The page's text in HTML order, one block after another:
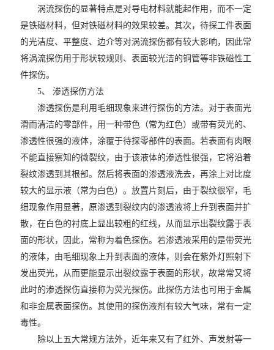
涡流探伤的显著特点是对导电材料就能起作用，而不一定
是铁磁材料，但对铁磁材料的效果较差。其次，待探工件表面
的光洁度、平整度、边介等对涡流探伤都有较大影响，因此常
将涡流探伤用于形状较规则、表面较光洁的铜管等非铁磁性工
件探伤。
5、 渗透探伤方法
渗透探伤是利用毛细现象来进行探伤的方法。对于表面光
滑而清洁的零部件，用一种带色（常为红色）或带有荧光的、
渗透性很强的液体，涂覆于待探零部件的表面。若表面有肉眼
不能直接察知的微裂纹，由于该液体的渗透性很强，它将沿着
裂纹渗透到其根部。然后将表面的渗透液洗去，再涂上对比度
较大的显示液（常为白色）。放置片刻后，由于裂纹很窄，毛
细现象作用显著，原渗透到裂纹内的渗透液将上升到表面并扩
散，在白色的衬底上显出较粗的红线，从而显示出裂纹露于表
面的形状，因此，常称为着色探伤。若渗透液采用的是带荧光
的液体，由毛细现象上升到表面的液体，则会在紫外灯照射下
发出荧光，从而更能显示出裂纹露于表面的形状，故常常又将
此时的渗透探伤直接称为荧光探伤。此探伤方法也可用于金属
和非金属表面探伤。其使用的探伤液剂有较大气味，常有一定
毒性。
除以上五大常规方法外，近年来又有了红外、声发射等一